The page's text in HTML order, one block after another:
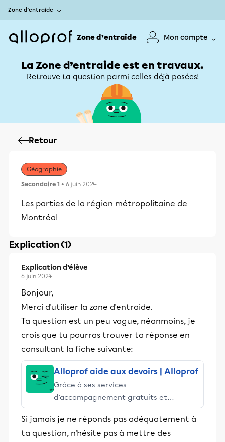
Zone d’entraide
Zone d’entraide Mon compte
La Zone d’entraide est en travaux.
Retrouve ta question parmi celles déjà posées!
Retour
Géographie
Secondaire 1 • 6 juin 2024
Les parties de la région métropolitaine de
Montréal
Explication (1)
Explication d’élève
6 juin 2024
Bonjour,
Merci d'utiliser la zone d'entraide.
Ta question est un peu vague, néanmoins, je
crois que tu pourras trouver ta réponse en
consultant la fiche suivante:
Alloprof aide aux devoirs | Alloprof
Grâce à ses services
d’accompagnement gratuits et
stimulants, Alloprof engage les élèves
et leurs parents dans la réussite
éducative.
Si jamais je ne réponds pas adéquatement à
ta question, n'hésite pas à mettre des